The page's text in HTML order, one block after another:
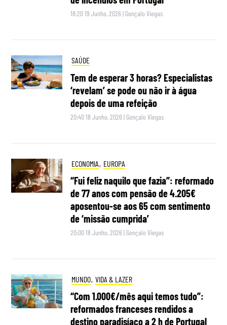
18:20 19 Junho, 2026 | Gonçalo Viegas
SAÚDE
Tem de esperar 3 horas? Especialistas
‘revelam’ se pode ou não ir à água
depois de uma refeição
20:40 18 Junho, 2026 | Gonçalo Viegas
ECONOMIA, EUROPA
“Fui feliz naquilo que fazia”: reformado
de 77 anos com pensão de 4.205€
aposentou-se aos 65 com sentimento
de ‘missão cumprida’
20:00 18 Junho, 2026 | Gonçalo Viegas
MUNDO, VIDA & LAZER
“Com 1.000€/mês aqui temos tudo”:
reformados franceses rendidos a
destino paradisíaco a 2 h de Portugal